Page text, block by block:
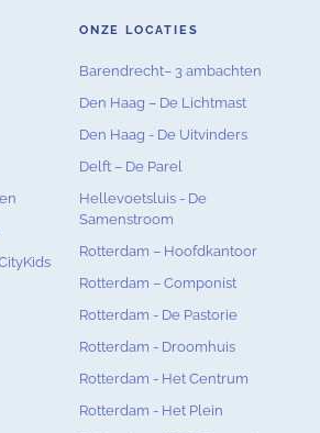
ONZE LOCATIES
Barendrecht– 3 ambachten
Den Haag – De Lichtmast
Den Haag - De Uitvinders
Delft – De Parel
Hellevoetsluis - De
Samenstroom
Rotterdam – Hoofdkantoor
Rotterdam – Componist
Rotterdam - De Pastorie
Rotterdam - Droomhuis
Rotterdam - Het Centrum
Rotterdam - Het Plein